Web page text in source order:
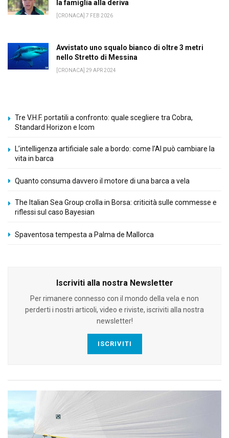
la famiglia alla deriva
[CRONACA] 7 FEB 2026
Avvistato uno squalo bianco di oltre 3 metri
nello Stretto di Messina
[CRONACA] 29 APR 2024
Tre V.H.F. portatili a confronto: quale scegliere tra Cobra,
Standard Horizon e Icom
L’intelligenza artificiale sale a bordo: come l’AI può cambiare la
vita in barca
Quanto consuma davvero il motore di una barca a vela
The Italian Sea Group crolla in Borsa: criticità sulle commesse e
riflessi sul caso Bayesian
Spaventosa tempesta a Palma de Mallorca
Iscriviti alla nostra Newsletter
Per rimanere connesso con il mondo della vela e non
perderti i nostri articoli, video e riviste, iscriviti alla nostra
newsletter!
ISCRIVITI